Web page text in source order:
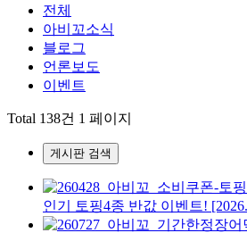
전체
아비꼬소식
블로그
언론보도
이벤트
Total 138건 1 페이지
게시판 검색
인기 토핑4종 반값 이벤트!